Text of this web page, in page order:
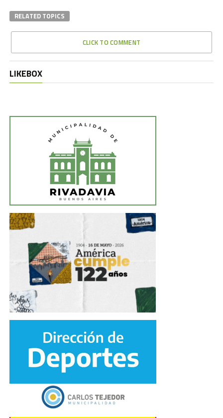
RELATED TOPICS
CLICK TO COMMENT
LIKEBOX